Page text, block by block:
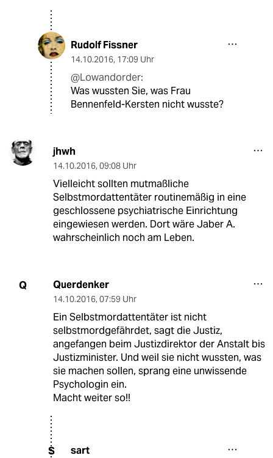
Rudolf Fissner
14.10.2016, 17:09 Uhr
@Lowandorder:
Was wussten Sie, was Frau
Bennenfeld-Kersten nicht wusste?
jhwh
14.10.2016, 09:08 Uhr
Vielleicht sollten mutmaßliche
Selbstmordattentäter routinemäßig in eine
geschlossene psychiatrische Einrichtung
eingewiesen werden. Dort wäre Jaber A.
wahrscheinlich noch am Leben.
Q Querdenker
14.10.2016, 07:59 Uhr
Ein Selbstmordattentäter ist nicht
selbstmordgefährdet, sagt die Justiz,
angefangen beim Justizdirektor der Anstalt bis
Justizminister. Und weil sie nicht wussten, was
sie machen sollen, sprang eine unwissende
Psychologin ein.
Macht weiter so!!
S sart